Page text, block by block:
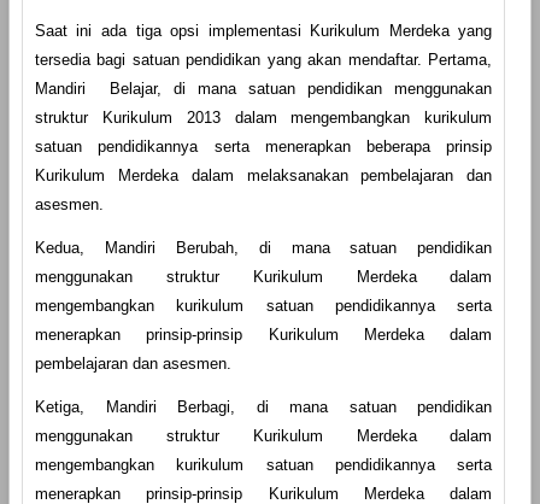
Saat ini ada tiga opsi implementasi Kurikulum Merdeka yang
tersedia bagi satuan pendidikan yang akan mendaftar. Pertama,
Mandiri Belajar, di mana satuan pendidikan menggunakan
struktur Kurikulum 2013 dalam mengembangkan kurikulum
satuan pendidikannya serta menerapkan beberapa prinsip
Kurikulum Merdeka dalam melaksanakan pembelajaran dan
asesmen.
Kedua, Mandiri Berubah, di mana satuan pendidikan
menggunakan struktur Kurikulum Merdeka dalam
mengembangkan kurikulum satuan pendidikannya serta
menerapkan prinsip-prinsip Kurikulum Merdeka dalam
pembelajaran dan asesmen.
Ketiga, Mandiri Berbagi, di mana satuan pendidikan
menggunakan struktur Kurikulum Merdeka dalam
mengembangkan kurikulum satuan pendidikannya serta
menerapkan prinsip-prinsip Kurikulum Merdeka dalam